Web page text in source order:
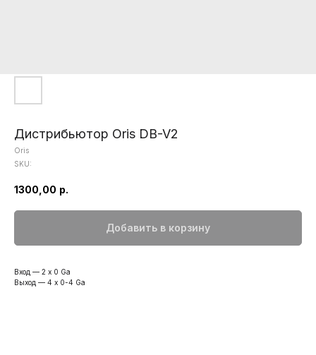
Дистрибьютор Oris DB-V2
Oris
SKU:
1300,00 р.
Добавить в корзину
Вход — 2 x 0 Ga
Выход — 4 x 0-4 Ga